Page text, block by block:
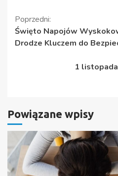
Kontynuuj
czytanie
Poprzedni:
Święto Napojów
Drodze Kluczem do
1
Powiązane wpisy